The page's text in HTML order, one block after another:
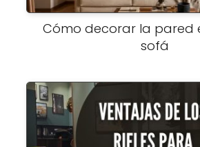
Cómo decorar la pared
sofá